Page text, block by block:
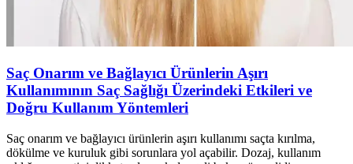
Saç Onarım ve Bağlayıcı Ürünlerin Aşırı
Kullanımının Saç Sağlığı Üzerindeki Etkileri ve
Doğru Kullanım Yöntemleri
Saç onarım ve bağlayıcı ürünlerin aşırı kullanımı saçta kırılma,
dökülme ve kuruluk gibi sorunlara yol açabilir. Dozaj, kullanım